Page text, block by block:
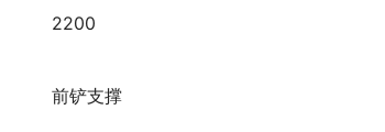
2200
前铲支撑